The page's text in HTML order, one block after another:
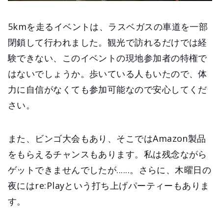
5kmを走るイベントは、ラスベガスの車道を一部
閉鎖して行われました。観光で訪れるだけでは経
験できない、このイベントの現地参加者の特権で
はないでしょうか。歩いている人もいたので、体
力に自信がなくても参加可能なので安心してくだ
さい。
また、ビンゴ大会もあり、そこではAmazon製品
をもらえるチャンスもあります。私は残念ながら
ゲットできませんでしたが......。さらに、木曜日の
夜にはre:Playという打ち上げパーティーもありま
す。